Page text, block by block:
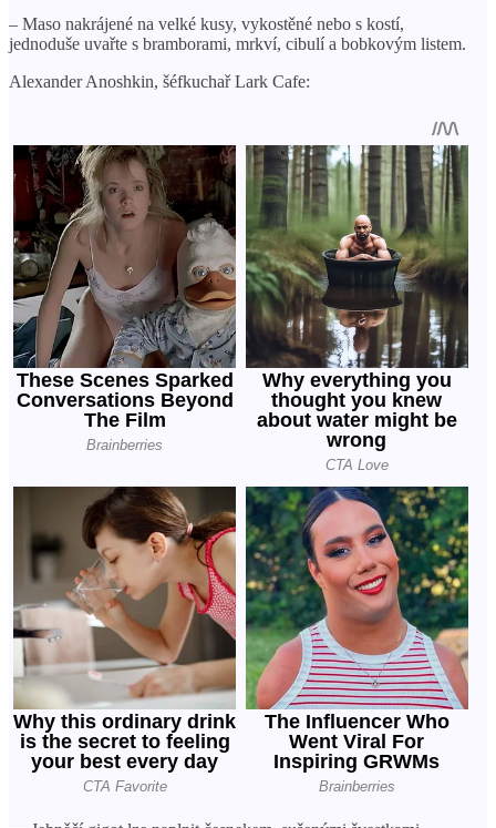
– Maso nakrájené na velké kusy, vykostěné nebo s kostí,
jednoduše uvařte s bramborami, mrkví, cibulí a bobkovým listem.
Alexander Anoshkin, šéfkuchař Lark Cafe: